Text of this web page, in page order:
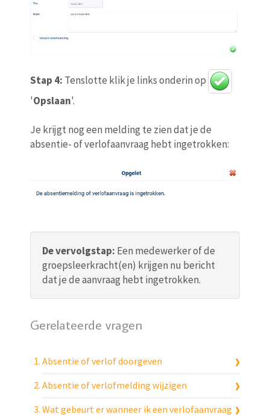
Stap 4: Tenslotte klik je links onderin op
'Opslaan'.
Je krijgt nog een melding te zien dat je de
absentie- of verlofaanvraag hebt ingetrokken:
De vervolgstap: Een medewerker of de
groepsleerkracht(en) krijgen nu bericht
dat je de aanvraag hebt ingetrokken.
Gerelateerde vragen
Absentie of verlof doorgeven
Absentie of verlofmelding wijzigen
Wat gebeurt er wanneer ik een verlofaanvraag